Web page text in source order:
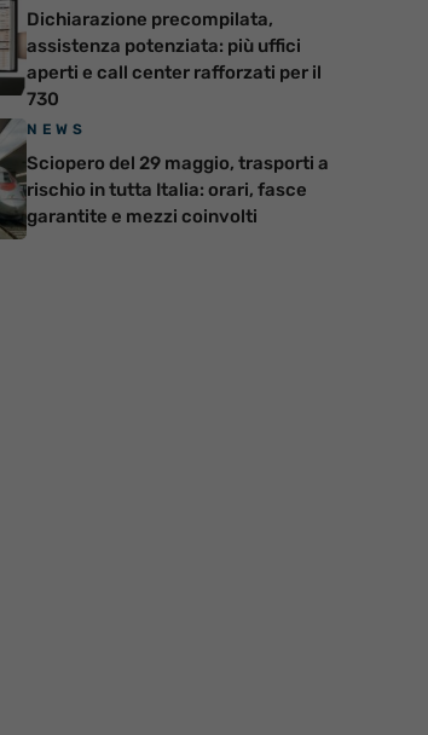
Dichiarazione precompilata,
assistenza potenziata: più uffici
aperti e call center rafforzati per il
730
NEWS
Sciopero del 29 maggio, trasporti a
rischio in tutta Italia: orari, fasce
garantite e mezzi coinvolti